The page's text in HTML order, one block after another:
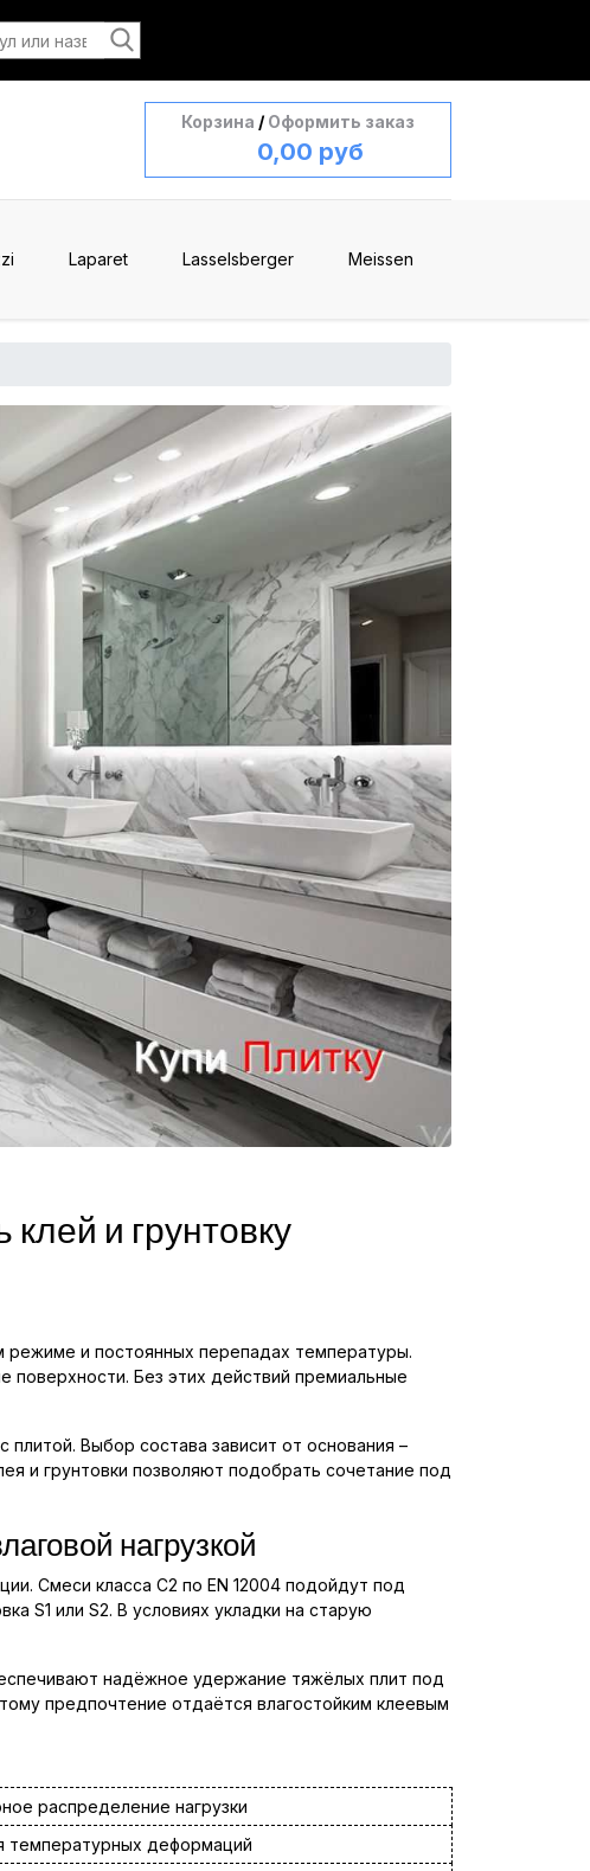
Корзина / Оформить заказ
0,00 руб
Laparet Lasselsberger Meissen
и грунтовку
режиме и постоянных перепадах температуры.
поверхности. Без этих действий премиальные
Выбор состава зависит от основания –
и грунтовки позволяют подобрать сочетание под
нагрузкой
Смеси класса C2 по EN 12004 подойдут под
S1 или S2. В условиях укладки на старую
надёжное удержание тяжёлых плит под
предпочтение отдаётся влагостойким клеевым
распределение нагрузки
температурных деформаций